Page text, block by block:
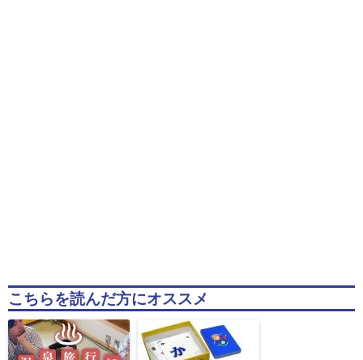
こちらを読んだ方にオススメ